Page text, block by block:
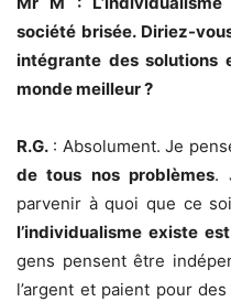
société brisée. Diriez-
intégrante des solutions
monde meilleur ?
R.G. : Absolument. Je
de tous nos problèmes.
parvenir à quoi que ce
l’individualisme existe
gens pensent être
l’argent et paient pour